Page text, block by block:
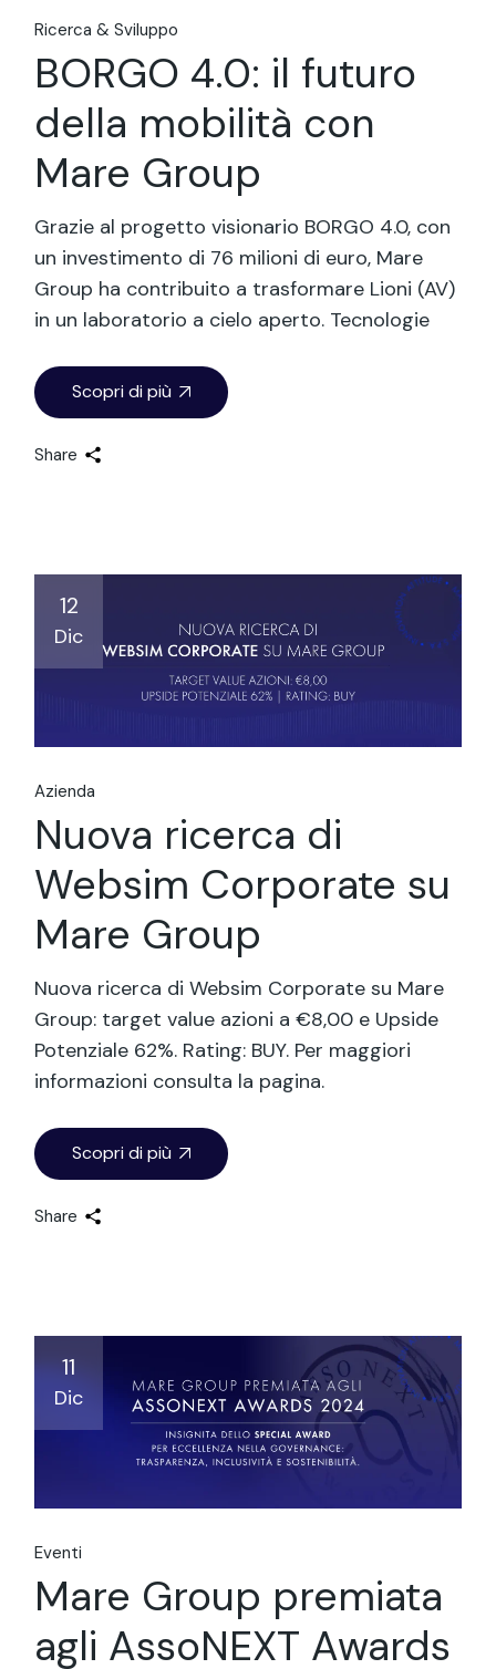
Ricerca & Sviluppo
BORGO 4.0: il futuro
della mobilità con
Mare Group
Grazie al progetto visionario BORGO 4.0, con
un investimento di 76 milioni di euro, Mare
Group ha contribuito a trasformare Lioni (AV)
in un laboratorio a cielo aperto. Tecnologie
Scopri di più
Share
12
Dic
Azienda
Nuova ricerca di
Websim Corporate su
Mare Group
Nuova ricerca di Websim Corporate su Mare
Group: target value azioni a €8,00 e Upside
Potenziale 62%. Rating: BUY. Per maggiori
informazioni consulta la pagina.
Scopri di più
Share
11
Dic
Eventi
Mare Group premiata
agli AssoNEXT Awards